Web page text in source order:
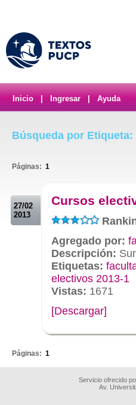
Inicio Ingresar Ayuda
Búsqueda por
Páginas: 1
27/02
2013
Cursos
Agregado por:
Descripción:
Etiquetas:
electivos 2013-1
Vistas: 1671
[Descargar]
Páginas: 1
Servicio ofrecido
Av.